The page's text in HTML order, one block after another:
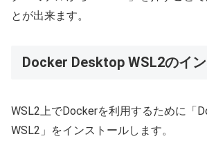
とが出来ます。
Docker Desktop WSL2のイ
WSL2上でDockerを利用するために「
WSL2」をインストールします。